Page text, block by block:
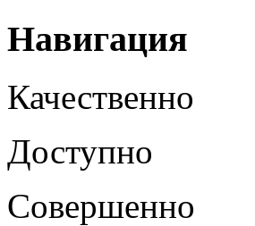
Навигация
Качественно
Доступно
Совершенно